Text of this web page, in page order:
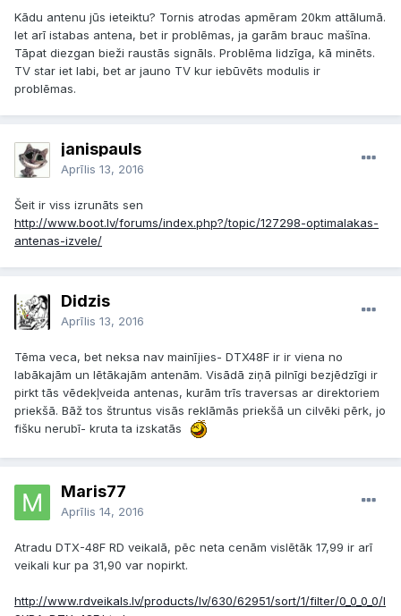
Kādu antenu jūs ieteiktu? Tornis atrodas apmēram 20km attālumā.
Iet arī istabas antena, bet ir problēmas, ja garām brauc mašīna.
Tāpat diezgan bieži raustās signāls. Problēma lidzīga, kā minēts.
TV star iet labi, bet ar jauno TV kur iebūvēts modulis ir
problēmas.
janispauls
Aprīlis 13, 2016
Šeit ir viss izrunāts sen
http://www.boot.lv/forums/index.php?/topic/127298-optimalakas-
antenas-izvele/
Didzis
Aprīlis 13, 2016
Tēma veca, bet neksa nav mainījies- DTX48F ir ir viena no
labākajām un lētākajām antenām. Visādā ziņā pilnīgi bezjēdzīgi ir
pirkt tās vēdekļveida antenas, kurām trīs traversas ar direktoriem
priekšā. Bāž tos štruntus visās reklāmās priekšā un cilvēki pērk, jo
fišku nerubī- kruta ta izskatās
Maris77
Aprīlis 14, 2016
Atradu DTX-48F RD veikalā, pēc neta cenām vislētāk 17,99 ir arī
veikali kur pa 31,90 var nopirkt.
http://www.rdveikals.lv/products/lv/630/62951/sort/1/filter/0_0_0_0/I